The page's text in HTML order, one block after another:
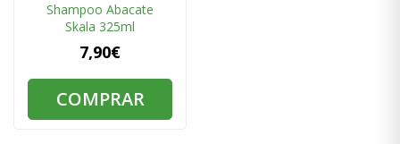
Shampoo Abacate
Skala 325ml
7,90€
COMPRAR